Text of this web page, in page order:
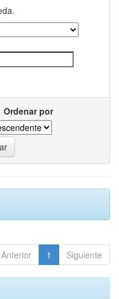
Ordenar por
Anterior 1 Siguiente